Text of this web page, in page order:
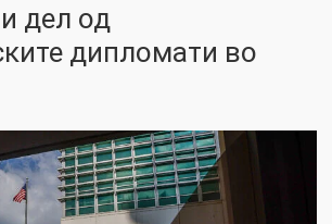
дел од
дипломати во